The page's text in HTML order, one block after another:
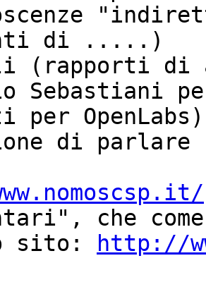
di .....)
(rapporti di
Sebastiani
per OpenLabs)
di parlare
che
sito:
http://